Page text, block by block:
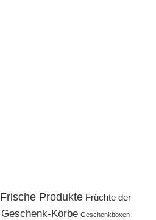
Frische Produkte Früchte der
Geschenk-Körbe Geschenkboxen